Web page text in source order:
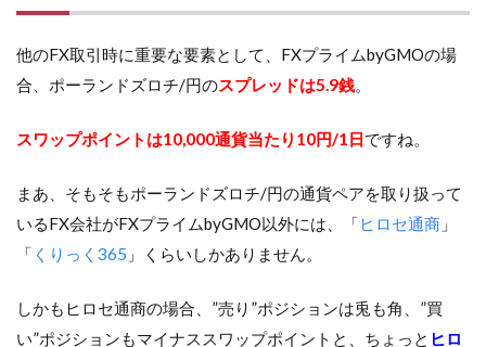
他のFX取引時に重要な要素として、FXプライムbyGMOの場
合、ポーランドズロチ/円のスプレッドは5.9銭。
スワップポイントは10,000通貨当たり10円/1日ですね。
まあ、そもそもポーランドズロチ/円の通貨ペアを取り扱って
いるFX会社がFXプライムbyGMO以外には、「 ヒロセ通商 」
「 くりっく365 」くらいしかありません。
しかもヒロセ通商の場合、”売り”ポジションは兎も角、”買
い”ポジションもマイナススワップポイントと、ちょっと ヒロ